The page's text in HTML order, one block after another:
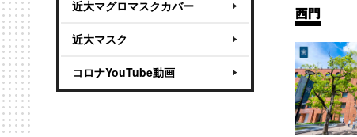
近大マグロマスクカバー
近大マスク
コロナYouTube動画
西門